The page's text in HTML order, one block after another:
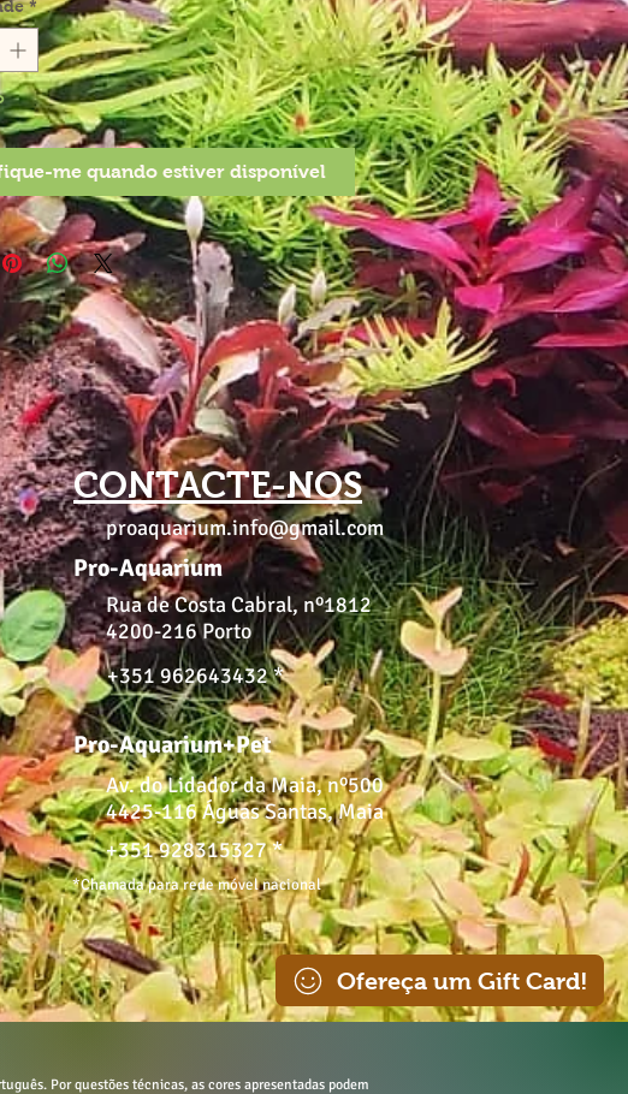
*
me quando estiver disponível
Ofereça um Gift Card!
CONTACTE-NOS
proaquarium.info@gmail.com
Pro-Aquarium
Rua de Costa Cabral, nº1812
4200-216 Porto
+351 962643432 *
Pro-Aquarium+Pet
Av. do Lidador da Maia, nº500
4425-116 Águas Santas, Maia
+351 928315327 *
*Chamada para rede móvel nacional
Por questões técnicas, as cores apresentadas podem